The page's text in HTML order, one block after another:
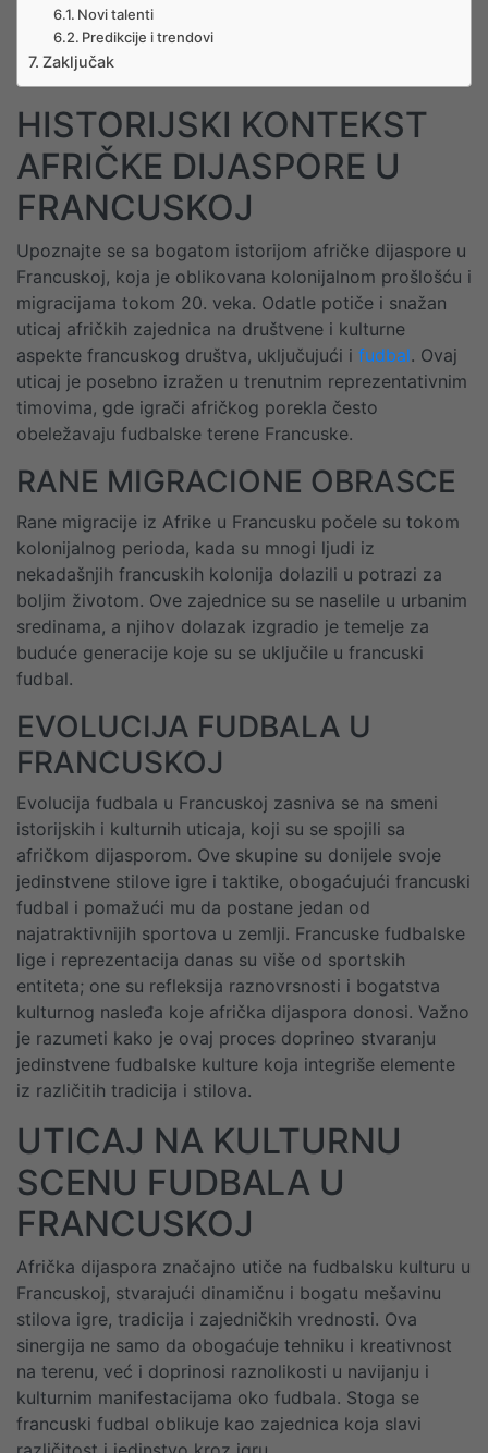
Novi talenti
Predikcije i trendovi
Zaključak
HISTORIJSKI KONTEKST
AFRIČKE DIJASPORE U
FRANCUSKOJ
Upoznajte se sa bogatom istorijom afričke dijaspore u
Francuskoj, koja je oblikovana kolonijalnom prošlošću i
migracijama tokom 20. veka. Odatle potiče i snažan
uticaj afričkih zajednica na društvene i kulturne
aspekte francuskog društva, uključujući i fudbal. Ovaj
uticaj je posebno izražen u trenutnim reprezentativnim
timovima, gde igrači afričkog porekla često
obeležavaju fudbalske terene Francuske.
RANE MIGRACIONE OBRASCE
Rane migracije iz Afrike u Francusku počele su tokom
kolonijalnog perioda, kada su mnogi ljudi iz
nekadašnjih francuskih kolonija dolazili u potrazi za
boljim životom. Ove zajednice su se naselile u urbanim
sredinama, a njihov dolazak izgradio je temelje za
buduće generacije koje su se uključile u francuski
fudbal.
EVOLUCIJA FUDBALA U
FRANCUSKOJ
Evolucija fudbala u Francuskoj zasniva se na smeni
istorijskih i kulturnih uticaja, koji su se spojili sa
afričkom dijasporom. Ove skupine su donijele svoje
jedinstvene stilove igre i taktike, obogaćujući francuski
fudbal i pomažući mu da postane jedan od
najatraktivnijih sportova u zemlji. Francuske fudbalske
lige i reprezentacija danas su više od sportskih
entiteta; one su refleksija raznovrsnosti i bogatstva
kulturnog nasleđa koje afrička dijaspora donosi. Važno
je razumeti kako je ovaj proces doprineo stvaranju
jedinstvene fudbalske kulture koja integriše elemente
iz različitih tradicija i stilova.
UTICAJ NA KULTURNU
SCENU FUDBALA U
FRANCUSKOJ
Afrička dijaspora značajno utiče na fudbalsku kulturu u
Francuskoj, stvarajući dinamičnu i bogatu mešavinu
stilova igre, tradicija i zajedničkih vrednosti. Ova
sinergija ne samo da obogaćuje tehniku i kreativnost
na terenu, već i doprinosi raznolikosti u navijanju i
kulturnim manifestacijama oko fudbala. Stoga se
francuski fudbal oblikuje kao zajednica koja slavi